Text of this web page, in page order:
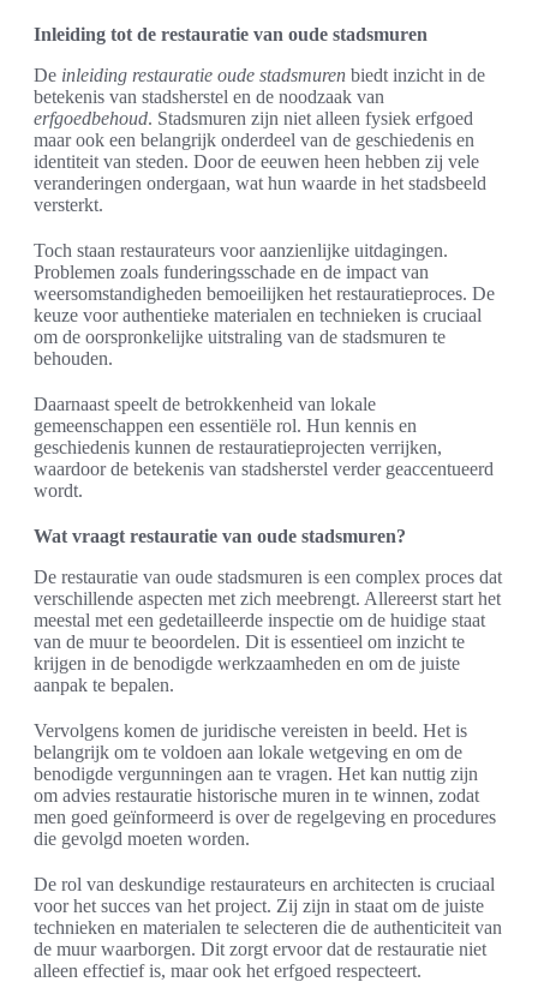
Inleiding tot de restauratie van oude stadsmuren
De inleiding restauratie oude stadsmuren biedt inzicht in de
betekenis van stadsherstel en de noodzaak van
erfgoedbehoud. Stadsmuren zijn niet alleen fysiek erfgoed
maar ook een belangrijk onderdeel van de geschiedenis en
identiteit van steden. Door de eeuwen heen hebben zij vele
veranderingen ondergaan, wat hun waarde in het stadsbeeld
versterkt.
Toch staan restaurateurs voor aanzienlijke uitdagingen.
Problemen zoals funderingsschade en de impact van
weersomstandigheden bemoeilijken het restauratieproces. De
keuze voor authentieke materialen en technieken is cruciaal
om de oorspronkelijke uitstraling van de stadsmuren te
behouden.
Daarnaast speelt de betrokkenheid van lokale
gemeenschappen een essentiële rol. Hun kennis en
geschiedenis kunnen de restauratieprojecten verrijken,
waardoor de betekenis van stadsherstel verder geaccentueerd
wordt.
Wat vraagt restauratie van oude stadsmuren?
De restauratie van oude stadsmuren is een complex proces dat
verschillende aspecten met zich meebrengt. Allereerst start het
meestal met een gedetailleerde inspectie om de huidige staat
van de muur te beoordelen. Dit is essentieel om inzicht te
krijgen in de benodigde werkzaamheden en om de juiste
aanpak te bepalen.
Vervolgens komen de juridische vereisten in beeld. Het is
belangrijk om te voldoen aan lokale wetgeving en om de
benodigde vergunningen aan te vragen. Het kan nuttig zijn
om advies restauratie historische muren in te winnen, zodat
men goed geïnformeerd is over de regelgeving en procedures
die gevolgd moeten worden.
De rol van deskundige restaurateurs en architecten is cruciaal
voor het succes van het project. Zij zijn in staat om de juiste
technieken en materialen te selecteren die de authenticiteit van
de muur waarborgen. Dit zorgt ervoor dat de restauratie niet
alleen effectief is, maar ook het erfgoed respecteert.